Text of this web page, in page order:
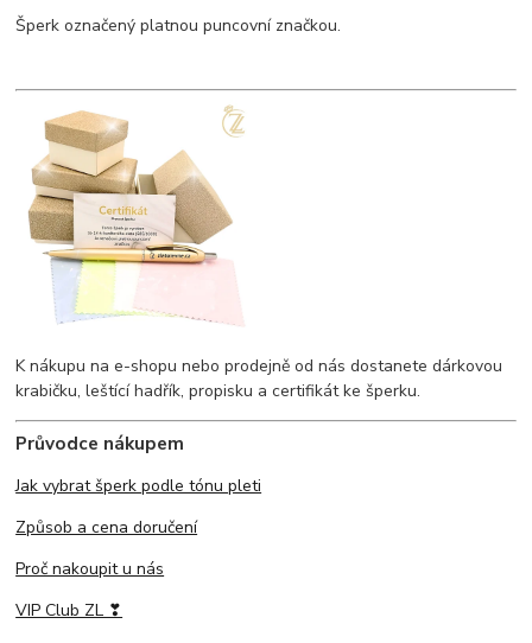
Šperk označený platnou puncovní značkou.
K nákupu na e-shopu nebo prodejně od nás dostanete dárkovou
krabičku, leštící hadřík, propisku a certifikát ke šperku.
Průvodce nákupem
Jak vybrat šperk podle tónu pleti
Způsob a cena doručení
Proč nakoupit u nás
VIP Club ZL ❣